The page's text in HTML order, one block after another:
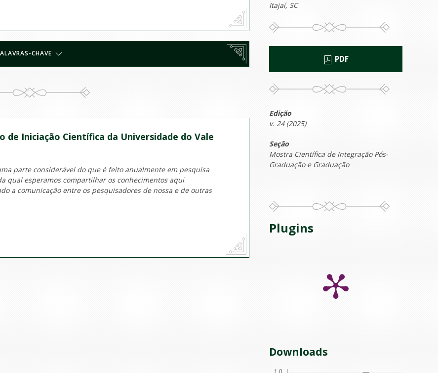
CHAVE
de Iniciação Científica da Universidade do Vale
parte considerável do que é feito anualmente em pesquisa
qual esperamos compartilhar os conhecimentos aqui
a comunicação entre os pesquisadores de nossa e de outras
Itajaí, SC
PDF
Edição
v. 24 (2025)
Seção
Mostra Científica de Integração Pós-
Graduação e Graduação
Plugins
Downloads